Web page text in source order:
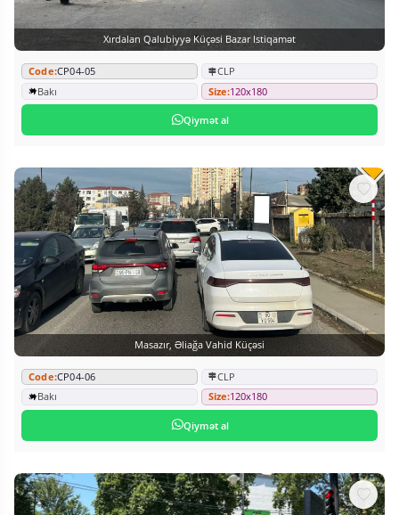
Xırdalan Qalubiyyə Küçəsi Bazar Istiqamət
Code:CP04-05
CLP
Bakı
Size:120x180
Qiymət al
Masazır, Əliağa Vahid Küçəsi
Code:CP04-06
CLP
Bakı
Size:120x180
Qiymət al